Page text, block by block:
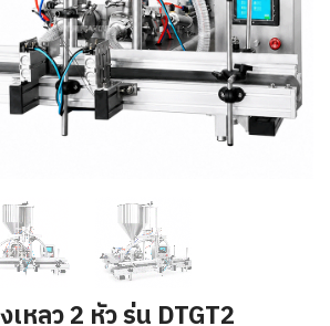
หลว 2 หัว รุ่น DTGT2